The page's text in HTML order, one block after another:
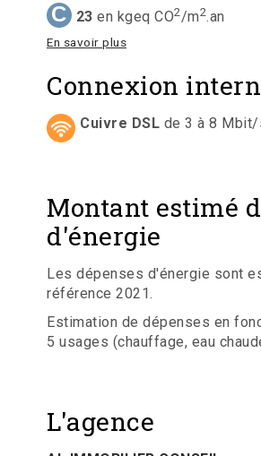
C 23 en kgeq CO2/m2.an
En savoir plus
Connexion
Cuivre DSL de 3 à 8
Montant estimé
d'énergie
Les dépenses d'énergie sont
référence 2021.
Estimation de dépenses en
5 usages (chauffage, eau
L'agence